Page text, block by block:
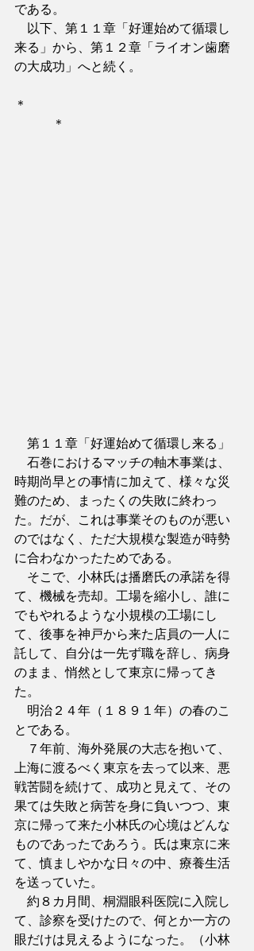
である。
以下、第１１章「好運始めて循環し
来る」から、第１２章「ライオン歯磨
の大成功」へと続く。
＊
＊
第１１章「好運始めて循環し来る」
石巻におけるマッチの軸木事業は、
時期尚早との事情に加えて、様々な災
難のため、まったくの失敗に終わっ
た。だが、これは事業そのものが悪い
のではなく、ただ大規模な製造が時勢
に合わなかったためである。
そこで、小林氏は播磨氏の承諾を得
て、機械を売却。工場を縮小し、誰に
でもやれるような小規模の工場にし
て、後事を神戸から来た店員の一人に
託して、自分は一先ず職を辞し、病身
のまま、悄然として東京に帰ってき
た。
明治２４年（１８９１年）の春のこ
とである。
７年前、海外発展の大志を抱いて、
上海に渡るべく東京を去って以来、悪
戦苦闘を続けて、成功と見えて、その
果ては失敗と病苦を身に負いつつ、東
京に帰って来た小林氏の心境はどんな
ものであったであろう。氏は東京に来
て、慎ましやかな日々の中、療養生活
を送っていた。
約８カ月間、桐淵眼科医院に入院し
て、診察を受けたので、何とか一方の
眼だけは見えるようになった。（小林